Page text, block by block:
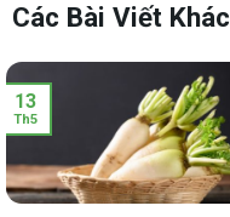
Các Bài Viết Khác
13
Th5